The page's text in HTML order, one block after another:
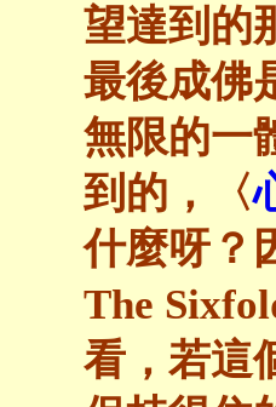
望達到的
最後成佛
無限的一
到的，〈
什麼呀？
The
看，若這